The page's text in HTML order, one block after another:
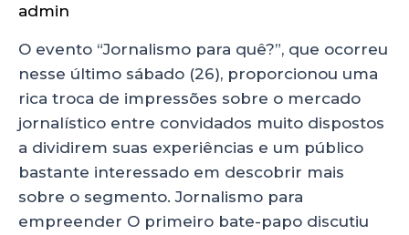
admin
O evento “Jornalismo para quê?”, que ocorreu
nesse último sábado (26), proporcionou uma
rica troca de impressões sobre o mercado
jornalístico entre convidados muito dispostos
a dividirem suas experiências e um público
bastante interessado em descobrir mais
sobre o segmento. Jornalismo para
empreender O primeiro bate-papo discutiu